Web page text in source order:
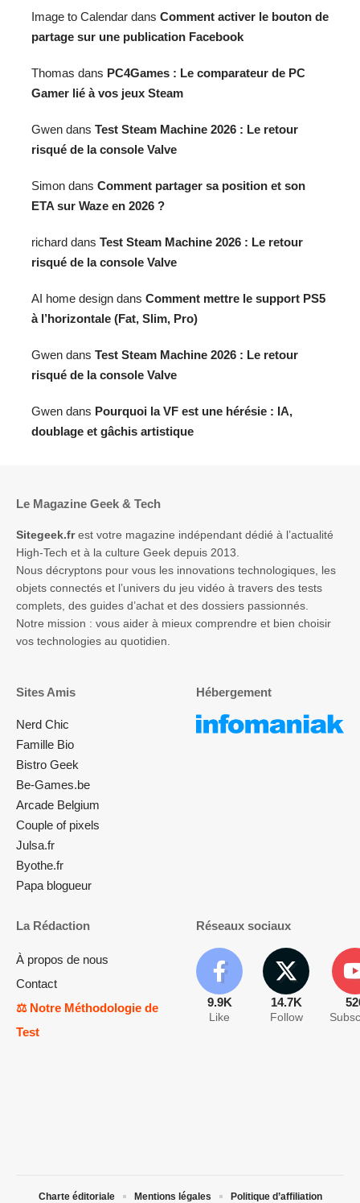
Image to Calendar dans Comment activer le bouton de
partage sur une publication Facebook
Thomas dans PC4Games : Le comparateur de PC
Gamer lié à vos jeux Steam
Gwen dans Test Steam Machine 2026 : Le retour
risqué de la console Valve
Simon dans Comment partager sa position et son
ETA sur Waze en 2026 ?
richard dans Test Steam Machine 2026 : Le retour
risqué de la console Valve
AI home design dans Comment mettre le support PS5
à l’horizontale (Fat, Slim, Pro)
Gwen dans Test Steam Machine 2026 : Le retour
risqué de la console Valve
Gwen dans Pourquoi la VF est une hérésie : IA,
doublage et gâchis artistique
Le Magazine Geek & Tech
Sitegeek.frest votre magazine indépendant dédié à l’actualité
High-Tech et à la culture Geek depuis 2013.
Nous décryptons pour vous les innovations technologiques, les
objets connectés et l’univers du jeu vidéo à travers des tests
complets, des guides d’achat et des dossiers passionnés.
Notre mission : vous aider à mieux comprendre et bien choisir
vos technologies au quotidien.
Sites Amis
Nerd Chic
Famille Bio
Bistro Geek
Be-Games.be
Arcade Belgium
Couple of pixels
Julsa.fr
Byothe.fr
Papa blogueur
Hébergement
La Rédaction
À propos de nous
Contact
⚖️ Notre Méthodologie de
Test
Réseaux sociaux
9.9K
Like
14.7K
Follow
Charte éditoriale Mentions légales
Politique d’affiliation